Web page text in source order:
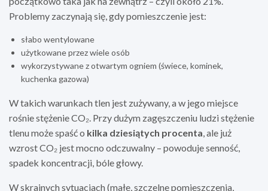
Problemy zaczynają się, gdy pomieszczenie jest:
słabo wentylowane
użytkowane przez wiele osób
wykorzystywane z otwartym ogniem (świece, kominek,
kuchenka gazowa)
W takich warunkach tlen jest zużywany, a w jego miejsce
rośnie stężenie CO₂. Przy dużym zagęszczeniu ludzi stężenie
tlenu może spaść o kilka dziesiątych procenta , ale już
wzrost CO₂ jest mocno odczuwalny – powoduje senność,
spadek koncentracji, bóle głowy.
W skrajnych sytuacjach (małe, szczelne pomieszczenia,